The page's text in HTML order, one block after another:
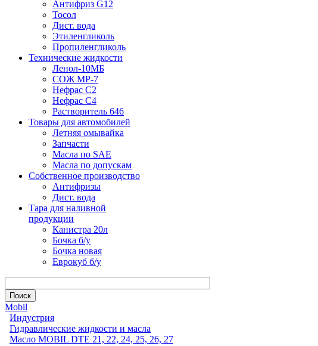
Антифриз G12
Тосол
Дист. вода
Этиленгликоль
Пропиленгликоль
Технические жидкости
Ленол-10МБ
СОЖ МР-7
Нефрас С2
Нефрас С4
Растворитель 646
Товары для автомобилей
Летняя омывайка
Запчасти
Масла по SAE
Масла по допускам
Собственное производство
Антифризы
Дист. вода
Тара для наливной
продукции
Канистра 20л
Бочка б/у
Бочка новая
Еврокуб б/у
Mobil
Индустрия
Гидравлические жидкости и масла
Масло MOBIL DTE 21, 22, 24, 25, 26, 27